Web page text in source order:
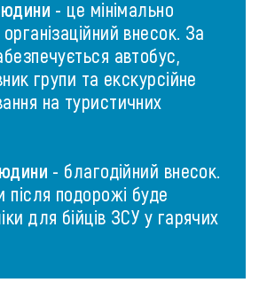
- це мінімально
внесок. За
автобус,
групи та екскурсійне
на туристичних
- благодійний внесок.
після подорожі буде
для бійців ЗСУ у гарячих